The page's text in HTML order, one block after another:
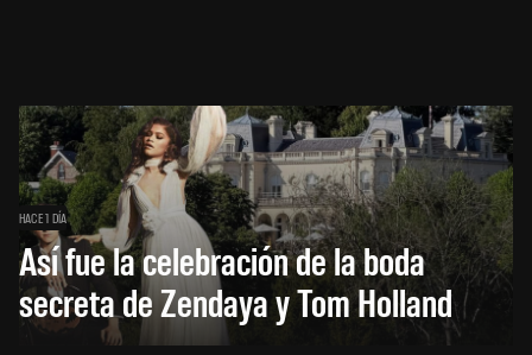
HACE 1 DÍA
Así fue la celebración de la boda
secreta de Zendaya y Tom Holland